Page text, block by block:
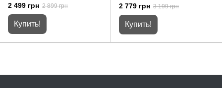
2 499 грн 2 899 грн
Купить!
2 779 грн 3 199 грн
Купить!